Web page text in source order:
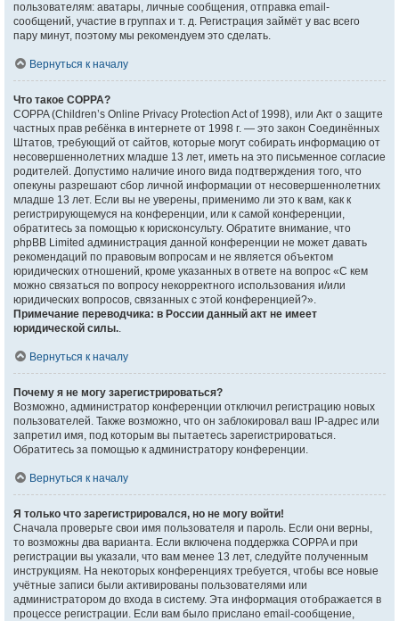
пользователям: аватары, личные сообщения, отправка email-
сообщений, участие в группах и т. д. Регистрация займёт у вас всего
пару минут, поэтому мы рекомендуем это сделать.
Вернуться к началу
Что такое COPPA?
COPPA (Children’s Online Privacy Protection Act of 1998), или Акт о защите
частных прав ребёнка в интернете от 1998 г. — это закон Соединённых
Штатов, требующий от сайтов, которые могут собирать информацию от
несовершеннолетних младше 13 лет, иметь на это письменное согласие
родителей. Допустимо наличие иного вида подтверждения того, что
опекуны разрешают сбор личной информации от несовершеннолетних
младше 13 лет. Если вы не уверены, применимо ли это к вам, как к
регистрирующемуся на конференции, или к самой конференции,
обратитесь за помощью к юрисконсульту. Обратите внимание, что
phpBB Limited администрация данной конференции не может давать
рекомендаций по правовым вопросам и не является объектом
юридических отношений, кроме указанных в ответе на вопрос «С кем
можно связаться по вопросу некорректного использования и/или
юридических вопросов, связанных с этой конференцией?».
Примечание переводчика: в России данный акт не имеет
юридической силы..
Вернуться к началу
Почему я не могу зарегистрироваться?
Возможно, администратор конференции отключил регистрацию новых
пользователей. Также возможно, что он заблокировал ваш IP-адрес или
запретил имя, под которым вы пытаетесь зарегистрироваться.
Обратитесь за помощью к администратору конференции.
Вернуться к началу
Я только что зарегистрировался, но не могу войти!
Сначала проверьте свои имя пользователя и пароль. Если они верны,
то возможны два варианта. Если включена поддержка COPPA и при
регистрации вы указали, что вам менее 13 лет, следуйте полученным
инструкциям. На некоторых конференциях требуется, чтобы все новые
учётные записи были активированы пользователями или
администратором до входа в систему. Эта информация отображается в
процессе регистрации. Если вам было прислано email-сообщение,